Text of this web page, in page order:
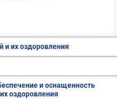
и их оздоровления
и оснащенность
оздоровления